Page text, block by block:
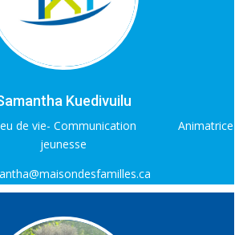
Kuedivuilu
de vie- Communication Animatrice
jeunesse